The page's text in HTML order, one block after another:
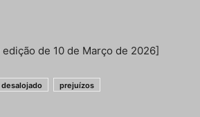
de 10 de Março de 2026]
desalojado
prejuízos